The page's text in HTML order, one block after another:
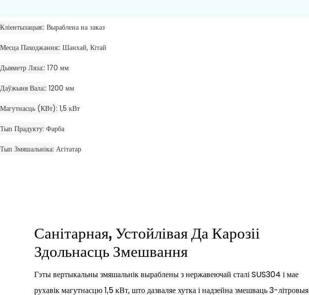
Кліентызацыя: Выраблена на заказ
Месца Паходжання: Шанхай, Кітай
Дыяметр Ляза: 170 мм
Даўжыня Вала: 1200 мм
Магутнасць (кВт) 1,5 кВт
Тып Прадукту Фарба
Тып Змяшальніка Агітатар
Санітарная, Устойлівая Да Карозіі
Здольнасць Змешвання
Гэты вертыкальны змяшальнік выраблены з нержавеючай сталі SUS304 і мае
рухавік магутнасцю 1,5 кВт, што дазваляе хутка і надзейна змешваць 3-літровыя